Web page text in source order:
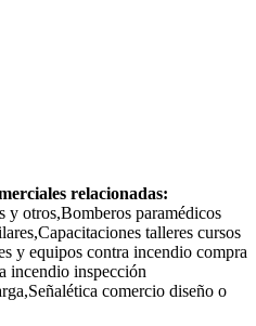
relacionadas:
y otros,Bomberos paramédicos
talleres cursos
y equipos contra incendio compra
incendio inspección
comercio diseño o